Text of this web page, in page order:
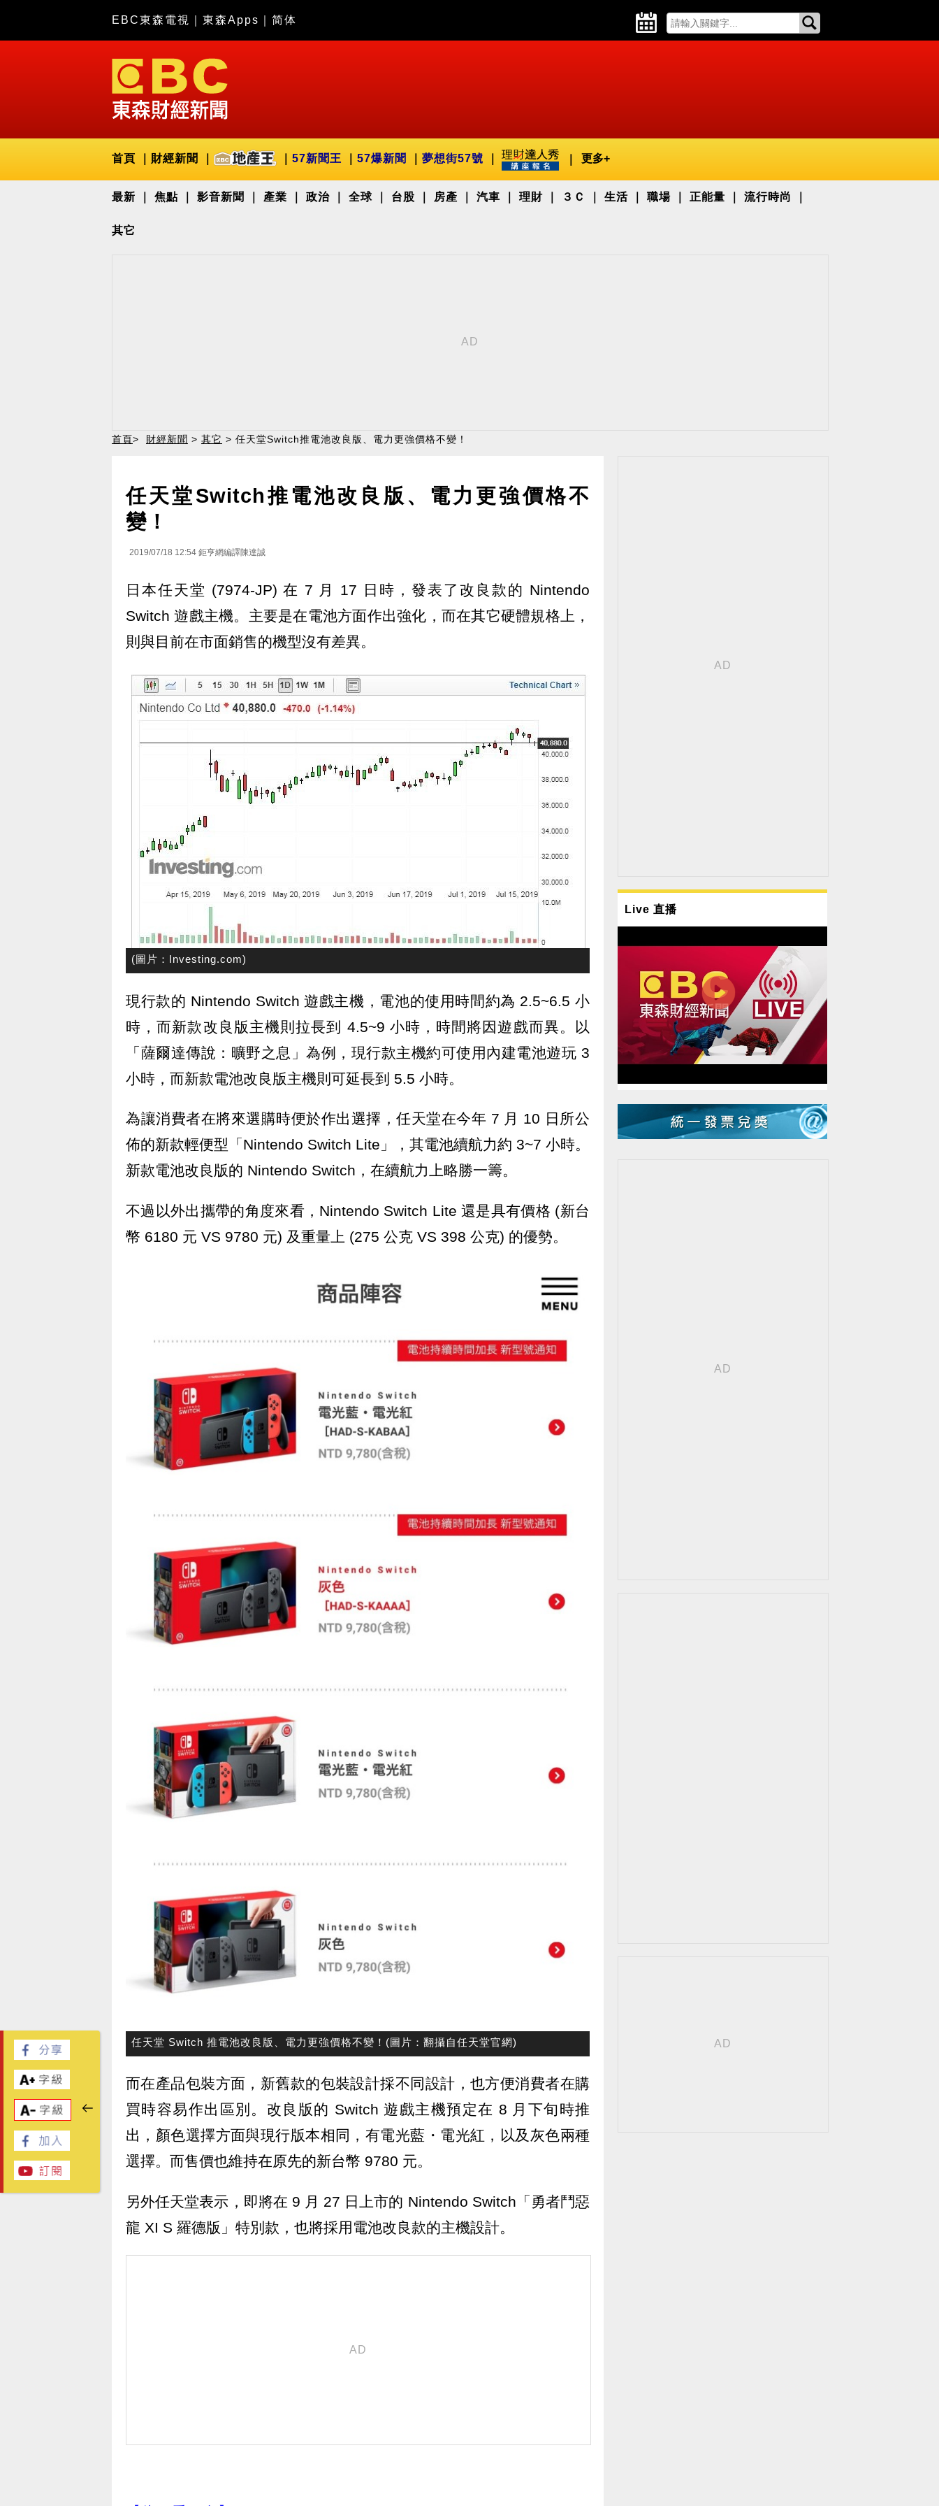
EBC東森電視 東森Apps 简体
首頁 財經新聞 57新聞王 57爆新聞 夢想街57號 更多+
最新 焦點 影音新聞 產業 政治 全球 台股 房產 汽車 理財 ３Ｃ 生活 職場 正能量 流行時尚
其它
首頁> 財經新聞 > 其它 > 任天堂Switch推電池改良版、電力更強價格不變！
任天堂Switch推電池改良版、電力更強價格不
變！
2019/07/18 12:54 鉅亨網編譯陳達誠
日本任天堂 (7974-JP) 在 7 月 17 日時，發表了改良款的 Nintendo
Switch 遊戲主機。主要是在電池方面作出強化，而在其它硬體規格上，
則與目前在市面銷售的機型沒有差異。
(圖片：Investing.com)
現行款的 Nintendo Switch 遊戲主機，電池的使用時間約為 2.5~6.5 小
時，而新款改良版主機則拉長到 4.5~9 小時，時間將因遊戲而異。以
「薩爾達傳說：曠野之息」為例，現行款主機約可使用內建電池遊玩 3
小時，而新款電池改良版主機則可延長到 5.5 小時。
為讓消費者在將來選購時便於作出選擇，任天堂在今年 7 月 10 日所公
佈的新款輕便型「Nintendo Switch Lite」，其電池續航力約 3~7 小時。
新款電池改良版的 Nintendo Switch，在續航力上略勝一籌。
不過以外出攜帶的角度來看，Nintendo Switch Lite 還是具有價格 (新台
幣 6180 元 VS 9780 元) 及重量上 (275 公克 VS 398 公克) 的優勢。
任天堂 Switch 推電池改良版、電力更強價格不變！(圖片：翻攝自任天堂官網)
而在產品包裝方面，新舊款的包裝設計採不同設計，也方便消費者在購
買時容易作出區別。改良版的 Switch 遊戲主機預定在 8 月下旬時推
出，顏色選擇方面與現行版本相同，有電光藍・電光紅，以及灰色兩種
選擇。而售價也維持在原先的新台幣 9780 元。
另外任天堂表示，即將在 9 月 27 日上市的 Nintendo Switch「勇者鬥惡
龍 XI S 羅德版」特別款，也將採用電池改良款的主機設計。
Live 直播